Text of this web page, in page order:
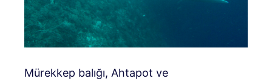
Mürekkep balığı, Ahtapot ve